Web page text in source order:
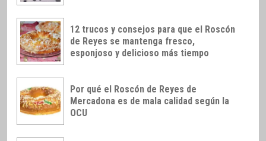
12 trucos y consejos para que el Roscón
de Reyes se mantenga fresco,
esponjoso y delicioso más tiempo
Por qué el Roscón de Reyes de
Mercadona es de mala calidad según la
OCU